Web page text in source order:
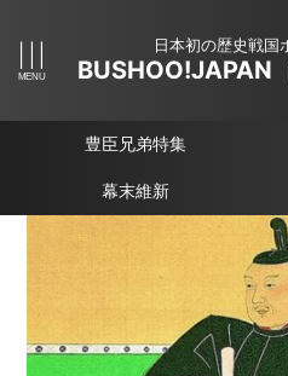
日本初の歴史戦国
BUSHOO!JAPAN
豊臣兄弟特集
幕末維新